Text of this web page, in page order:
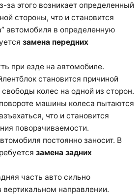
за этого возникает определенный
стороны, что и становится
автомобиля в определенную
замена передних
при езде на автомобиле.
становится причиной
колес на одной из сторон.
машины колеса пытаются
что и становится
поворачиваемости.
постоянно заносит. В
замена задних
часть авто сильно
вертикальном направлении.